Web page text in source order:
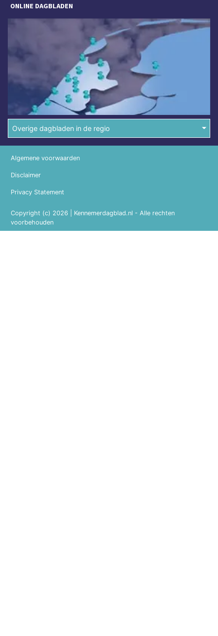
ONLINE DAGBLADEN
Overige dagbladen in de regio
Copyright (c) 2026 | Kennemerdagblad.nl - Alle rechten
voorbehouden
Algemene voorwaarden
Disclaimer
Privacy Statement